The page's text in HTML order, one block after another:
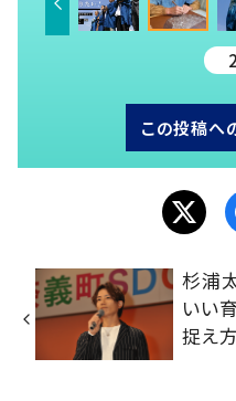
この投稿へ
杉浦
いい
捉え